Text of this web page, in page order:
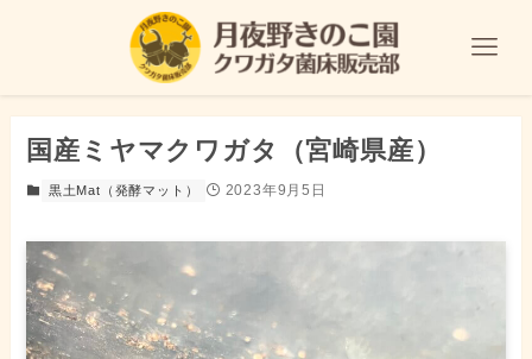
国産ミヤマクワガタ（宮崎県産）
黒土Mat（発酵マット） 2023年9月5日